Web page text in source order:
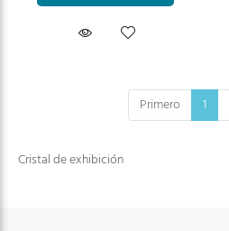
Primero 1
Cristal de exhibición